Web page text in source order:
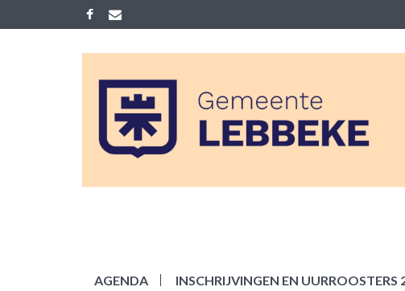
to
AGENDA INSCHRIJVINGEN EN UURROOSTERS